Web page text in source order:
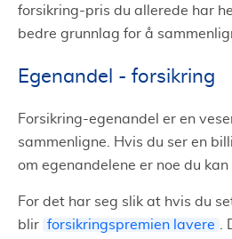
forsikring-pris du allerede har
bedre grunnlag for å
Egenandel - forsikring
Forsikring-egenandel er en
sammenligne. Hvis du ser en
om egenandelene er noe du kan
For det har seg slik at hvis du
blir forsikringspremien lavere